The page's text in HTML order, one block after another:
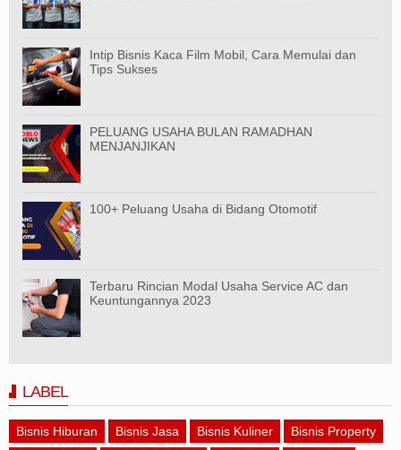
Intip Bisnis Kaca Film Mobil, Cara Memulai dan
Tips Sukses
PELUANG USAHA BULAN RAMADHAN
MENJANJIKAN
100+ Peluang Usaha di Bidang Otomotif
Terbaru Rincian Modal Usaha Service AC dan
Keuntungannya 2023
LABEL
Bisnis Hiburan Bisnis Jasa Bisnis Kuliner
Bisnis Property